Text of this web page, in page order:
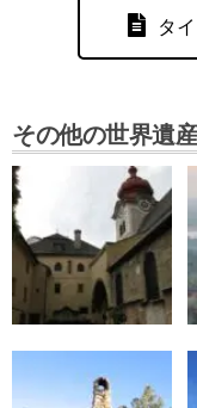
タ
その他の世界遺